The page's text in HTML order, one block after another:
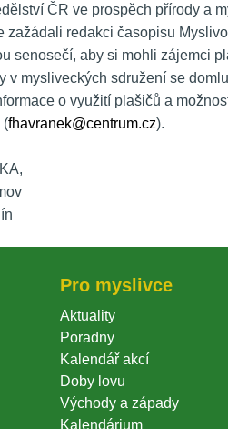
ČR ve prospěch přírody a
zažádali redakci časopisu
senosečí, aby si mohli zájemci
v mysliveckých sdružení se
o využití plašičů a
(fhavranek@centrum.cz).
Pro myslivce
Aktuality
Poradny
Kalendář akcí
Doby lovu
Východy a západy
Kalendárium